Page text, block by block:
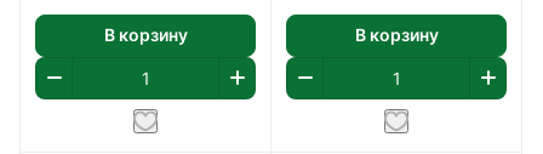
В корзину В корзину